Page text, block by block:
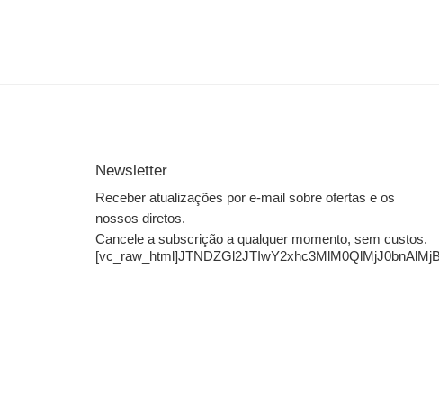
Newsletter
Receber atualizações por e-mail sobre ofertas e os
nossos diretos.
Cancele a subscrição a qualquer momento, sem custos.